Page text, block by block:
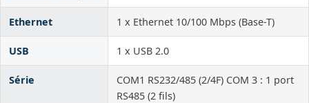
Ethernet 1 x Ethernet 10/100 Mbps (Base-T)
USB 1 x USB 2.0
Série
COM1 RS232/485 (2/4F) COM 3 : 1 port
RS485 (2 fils)